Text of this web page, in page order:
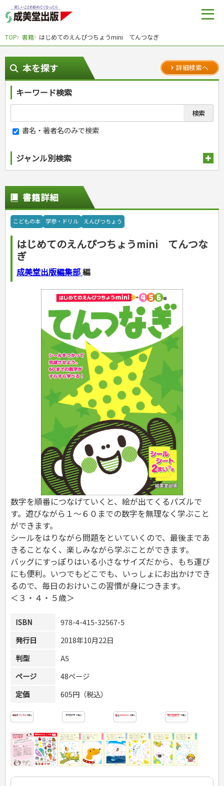
TOP 書籍 はじめてのえんぴつちょうmini てんつなぎ
本を探す 詳細検索へ
キーワード検索
書名・著者名のみで検索
ジャンル別検索
スポーツ
スポーツルール
野球
ゴルフ
ジュニアスポーツ
自然・アウトドア・ペット
アウトドア
犬・猫
園芸・野菜づくり
娯楽・ゲーム・占い
ナンプレ
ゲーム・マジック
カルチャー・芸術・趣味
音楽・楽器
絵画・デッサン
辞典
運転免許
普通免許
生活・暮らし
料理
料理・レシピ
各国料理
調理器具クッキング
お菓子・ケーキ・パン
飲み物・お酒
手芸・クラフト
ソーイング
インテリア・ハウジング
美容・ファッション
着物・着つけ
冠婚葬祭・手紙・ペン字
手紙・ペン字
妊娠・出産・育児
離乳食・幼児食・こどもレシピ
健康と保育
家庭医学・健康
ツボ・マッサージ
家庭医学・病気
栄養事典
看護・介護
看護一般
保育・教育
指導マニュアル
こどもの本
児童一般
なぞなぞ・ゲーム
占い・心理ゲーム
のりもの・ずかん
読み物・絵本
音と光のでる絵本
学参・ドリル
夏休みドリル
総復習ドリル
学習・地図
自由研究・読書感想文
えんぴつちょう
就職活動
就職活動
就職試験
資格試験
英語検定・TOEIC
漢字検定・数学検定
簿記検定
看護・薬学
ケアマネジャー
介護・社会福祉士
保育士
司法書士・社労士
行政書士・宅建
衛生管理・運行管理
電気・危険物
調理師
スキル・キャリアアップ
危険物取扱者
消防設備士
登録販売者
その他資格試験
経営・経済・法律
マネー・株・資産
ビジネス・法律
簿記・経理・税金・保険
その他ビジネス
自己啓発
自己啓発
ビジネス読み物
国内・海外旅行
国外旅行
国内旅行
散歩・グルメ
地理・歴史
地理・地図
成美文庫
その他文庫
ダイアリー
ダイアリー
プラチナダイアリー プレステージ
書籍詳細
こどもの本 学参・ドリル えんぴつちょう
はじめてのえんぴつちょうmini てんつな
ぎ
成美堂出版編集部編
数字を順番につなげていくと、絵が出てくるパズルで
す。遊びながら１～６０までの数字を無理なく学ぶこと
ができます。
シールをはりながら問題をといていくので、最後まであ
きることなく、楽しみながら学ぶことができます。
バッグにすっぽりはいる小さなサイズだから、もち運び
にも便利。いつでもどこでも、いっしょにお出かけでき
るので、毎日のおけいこの習慣が身につきます。
＜３・４・５歳＞
ISBN
978-4-415-32567-5
発行日
2018年10月22日
判型
A5
ページ
48ページ
定価
605円（税込）